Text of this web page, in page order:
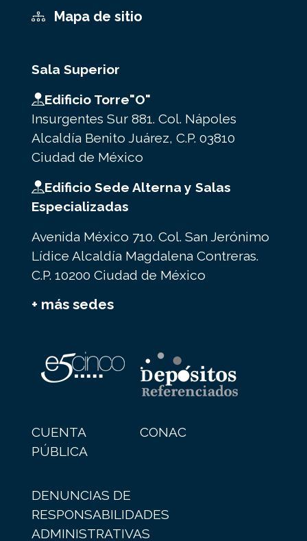
Mapa de sitio
Sala Superior
Edificio Torre"O"
Insurgentes Sur 881. Col. Nápoles
Alcaldía Benito Juárez, C.P. 03810
Ciudad de México
Edificio Sede Alterna y Salas
Especializadas
Avenida México 710. Col. San Jerónimo
Lídice Alcaldía Magdalena Contreras.
C.P. 10200 Ciudad de México
+ más sedes
CUENTA
PÚBLICA
CONAC
DENUNCIAS DE
RESPONSABILIDADES
ADMINISTRATIVAS